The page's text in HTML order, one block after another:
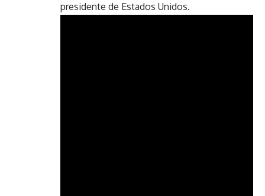
presidente de Estados Unidos.